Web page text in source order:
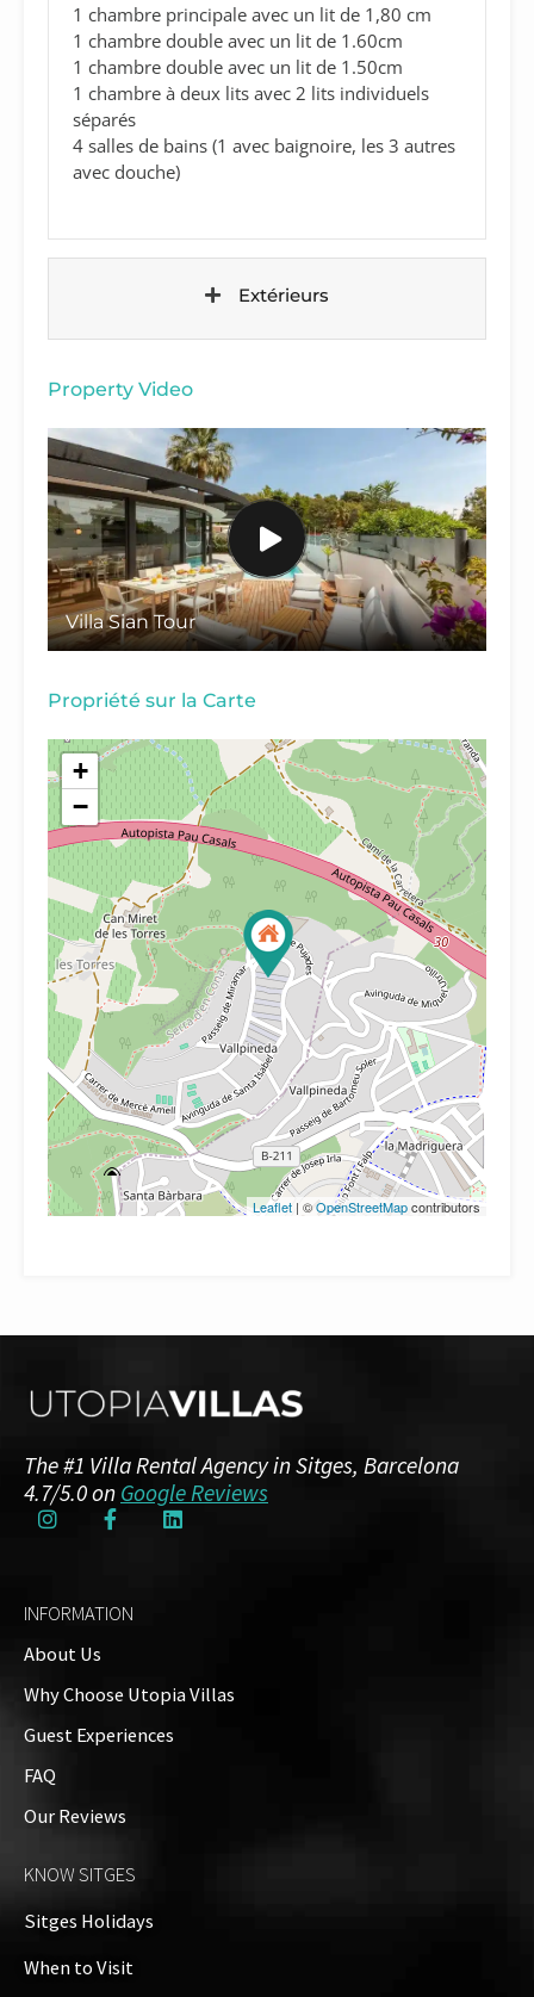
1 chambre principale avec un lit de 1,80 cm
1 chambre double avec un lit de 1.60cm
1 chambre double avec un lit de 1.50cm
1 chambre à deux lits avec 2 lits individuels
séparés
4 salles de bains (1 avec baignoire, les 3 autres
avec douche)
Extérieurs
Property Video
Villa Sian Tour
Propriété sur la Carte
+
−
Leaflet | ©OpenStreetMapcontributors
The #1 Villa Rental Agency in Sitges, Barcelona
4.7/5.0 on Google Reviews
INFORMATION
About Us
Why Choose Utopia Villas
Guest Experiences
FAQ
Our Reviews
KNOW SITGES
Sitges Holidays
When to Visit